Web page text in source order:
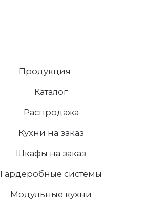
Продукция
Каталог
Распродажа
Кухни на заказ
Шкафы на заказ
Гардеробные системы
Модульные кухни